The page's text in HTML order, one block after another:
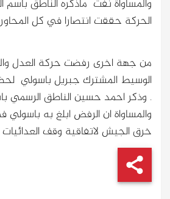
والمساواة نفت ماذكره الناطق
الحركة حققت انتصارا في كل
من جهة اخرى رفضت حركة العدل
الوسيط المشترك جبريل باسولي
. وذكر احمد حسين الناطق الرسمي
والمساواة ان الرفض ابلغ به
خرق الجيش لاتفاقية وقف